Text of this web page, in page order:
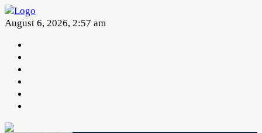
August 6, 2026, 2:57 am